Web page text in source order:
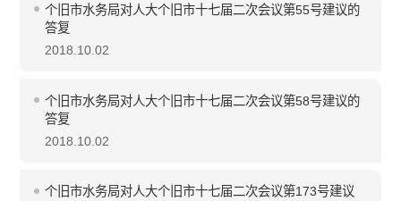
个旧市水务局对人大个旧市十七届二次会议第55号建议的
答复
2018.10.02
个旧市水务局对人大个旧市十七届二次会议第58号建议的
答复
2018.10.02
个旧市水务局对人大个旧市十七届二次会议第173号建议